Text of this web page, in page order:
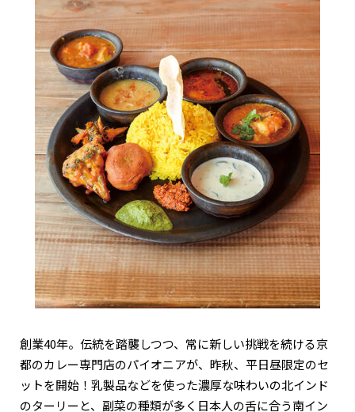
CULTURE
すべて
関西で開催。
おすすめの展覧会
おすすめの映画
誠光社で選びました。
おすすめの本
おすすめのイベント
創業40年。伝統を踏襲しつつ、常に新しい挑戦を続ける京
都のカレー専門店のパイオニアが、昨秋、平日昼限定のセ
ットを開始！乳製品などを使った濃厚な味わいの北インド
のターリーと、副菜の種類が多く日本人の舌に合う南イン